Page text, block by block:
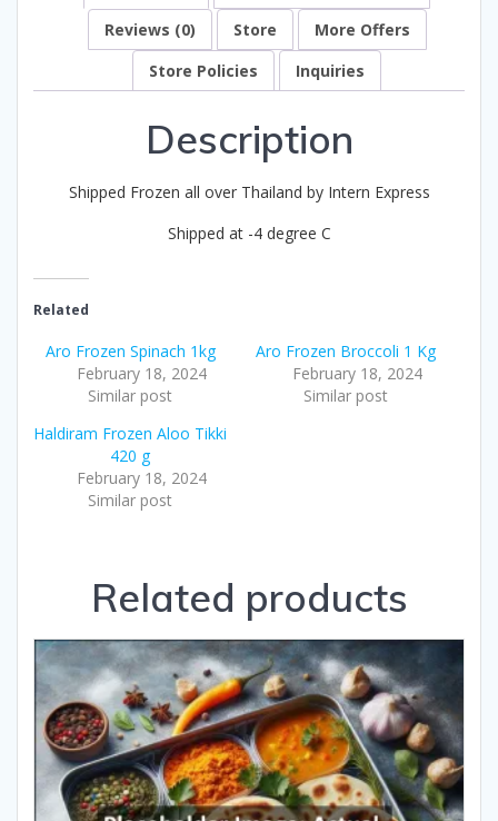
Reviews (0)
Store
More Offers
Store Policies
Inquiries
Description
Shipped Frozen all over Thailand by Intern Express
Shipped at -4 degree C
Related
Aro Frozen Spinach 1kg
February 18, 2024
Similar post
Aro Frozen Broccoli 1 Kg
February 18, 2024
Similar post
Haldiram Frozen Aloo Tikki
420 g
February 18, 2024
Similar post
Related products